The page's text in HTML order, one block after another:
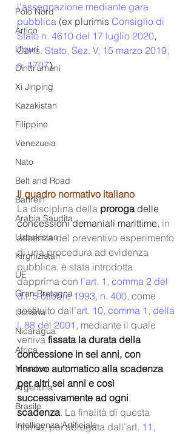
Polo Nord
Artico
Uiguri
Diritti umani
Xi Jinping
Kazakistan
Filippine
Venezuela
Nato
Belt and Road
Bahrein
Arabia Saudita
Uzbekistan
Kirghizistan
UE
Gran Bretagna
Ucraina
Nicaragua
Africa
Messico
Argentina
Brasile
Intelligenza Artificiale
l'assegnazione mediante gara
pubblica (ex plurimis Consiglio di
Stato n. 4610 del 17 luglio 2020,
Cons. Stato, Sez. V, 15 marzo 2019,
n. 1707).
Il quadro normativo italiano
La disciplina della proroga delle
concessioni demaniali marittime, in
assenza del preventivo esperimento
di una procedura ad evidenza
pubblica, è stata introdotta
dapprima con l’art. 1, comma 2 del
d.l. 5 ottobre 1993, n. 400, come
sostituito dall’art. 10, comma 1, della
l. 88 del 2001 , mediante il quale
veniva fissata la durata della
concessione in sei anni, con
rinnovo automatico alla scadenza
per altri sei anni e così
successivamente ad ogni
scadenza. La finalità di questa
norma, poi abrogata dall’art. 11,